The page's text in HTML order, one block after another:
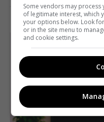
Поделиться:
Some vendors may
of legitimate interest, which
your options below. Look
or in the site menu to
and cookie settings.